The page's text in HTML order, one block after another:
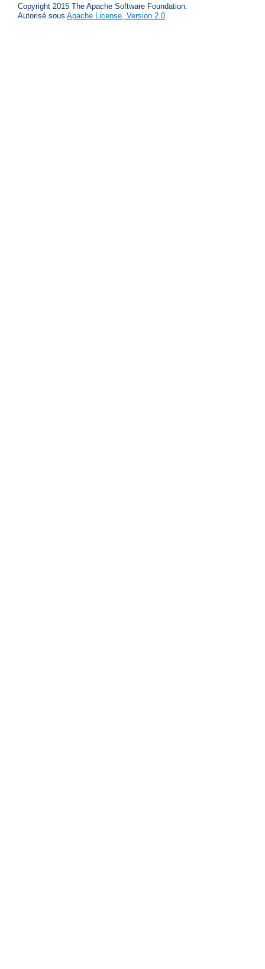
Copyright 2015 The Apache Software Foundation.
Autorisé sous Apache License, Version 2.0